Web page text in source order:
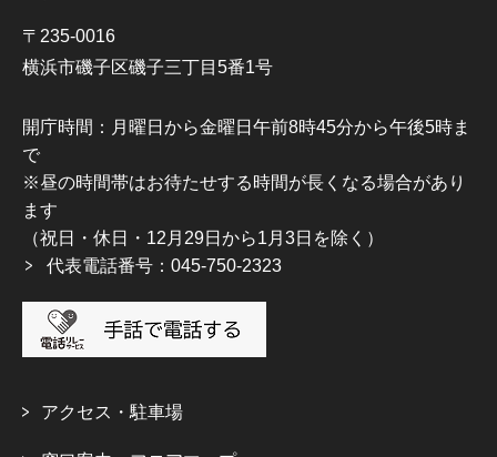
〒235-0016
横浜市磯子区磯子三丁目5番1号
開庁時間：月曜日から金曜日午前8時45分から午後5時ま
で
※昼の時間帯はお待たせする時間が長くなる場合があり
ます
（祝日・休日・12月29日から1月3日を除く）
代表電話番号：045-750-2323
アクセス・駐車場